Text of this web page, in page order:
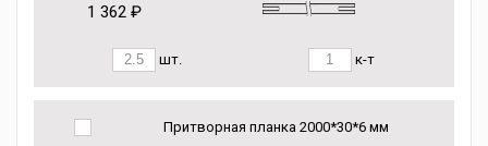
1 362 ₽
шт. к-т
Притворная планка 2000*30*6 мм